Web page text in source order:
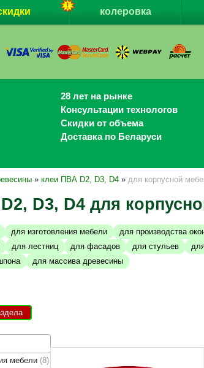
колеровка
28 лет на рынке
Консультации технологов
Скидки от объема
Доставка по Беларуси
» клеи ПВА D2, D3, D4 » для корпусной
D3, D4 для
для изготовления мебели для производства
для лестниц для фасадов для стульев
для массива древесины
мебели 8